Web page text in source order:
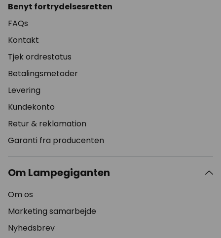
Benyt fortrydelsesretten
FAQs
Kontakt
Tjek ordrestatus
Betalingsmetoder
Levering
Kundekonto
Retur & reklamation
Garanti fra producenten
Om Lampegiganten
Om os
Marketing samarbejde
Nyhedsbrev